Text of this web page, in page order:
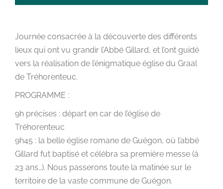
Journée consacrée à la découverte des différents
lieux qui ont vu grandir l’Abbé Gillard, et l’ont guidé
vers la réalisation de l’énigmatique église du Graal
de Tréhorenteuc.
PROGRAMME :
9h précises : départ en car de l’église de
Tréhorenteuc
9h45 : la belle église romane de Guégon, où l’abbé
Gillard fut baptisé et célébra sa première messe (à
23 ans…). Nous passerons toute la matinée sur le
territoire de la vaste commune de Guégon.